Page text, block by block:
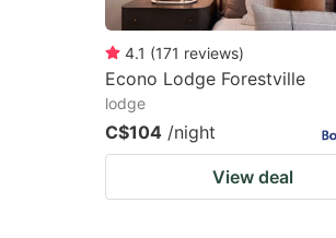
4.1 (171 reviews)
Econo Lodge Forestville
lodge
C$104 /night
View deal